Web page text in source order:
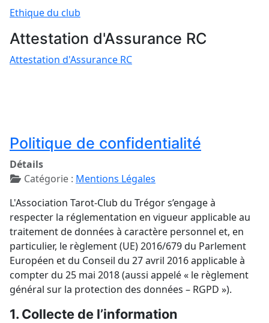
Ethique du club
Attestation d'Assurance RC
Attestation d'Assurance RC
Politique de confidentialité
Détails
Catégorie : Mentions Légales
L'Association Tarot-Club du Trégor s’engage à
respecter la réglementation en vigueur applicable au
traitement de données à caractère personnel et, en
particulier, le règlement (UE) 2016/679 du Parlement
Européen et du Conseil du 27 avril 2016 applicable à
compter du 25 mai 2018 (aussi appelé « le règlement
général sur la protection des données – RGPD »).
1. Collecte de l’information